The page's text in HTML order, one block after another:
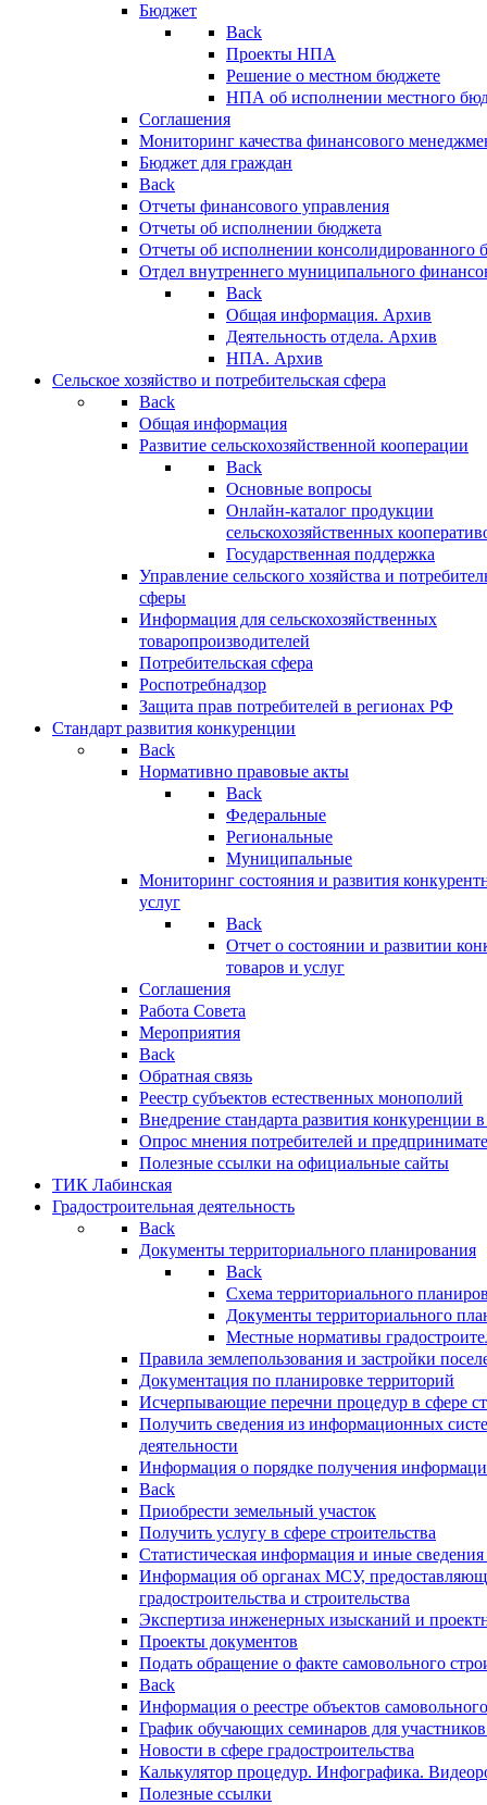
Бюджет
Back
Проекты НПА
Решение о местном бюджете
НПА об исполнении местного
Соглашения
Мониторинг качества финансового
Бюджет для граждан
Back
Отчеты финансового управления
Отчеты об исполнении бюджета
Отчеты об исполнении консолидированного
Отдел внутреннего муниципального
Back
Общая информация. Архив
Деятельность отдела. Архив
НПА. Архив
Сельское хозяйство и потребительская сфера
Back
Общая информация
Развитие сельскохозяйственной кооперации
Back
Основные вопросы
Онлайн-каталог продукции
сельскохозяйственных
Государственная поддержка
Управление сельского хозяйства и
сферы
Информация для сельскохозяйственных
товаропроизводителей
Потребительская сфера
Роспотребнадзор
Защита прав потребителей в регионах РФ
Стандарт развития конкуренции
Back
Нормативно правовые акты
Back
Федеральные
Региональные
Муниципальные
Мониторинг состояния и развития
услуг
Back
Отчет о состоянии и развитии
товаров и услуг
Соглашения
Работа Совета
Мероприятия
Back
Обратная связь
Реестр субъектов естественных монополий
Внедрение стандарта развития конкуренции
Опрос мнения потребителей и
Полезные ссылки на официальные сайты
ТИК Лабинская
Градостроительная деятельность
Back
Документы территориального планирования
Back
Схема территориального
Документы территориального
Местные нормативы
Правила землепользования и застройки
Документация по планировке территорий
Исчерпывающие перечни процедур в сфере
Получить сведения из информационных
деятельности
Информация о порядке получения
Back
Приобрести земельный участок
Получить услугу в сфере строительства
Статистическая информация и иные сведения
Информация об органах МСУ,
градостроительства и строительства
Экспертиза инженерных изысканий и
Проекты документов
Подать обращение о факте самовольного
Back
Информация о реестре объектов
График обучающих семинаров для участников
Новости в сфере градостроительства
Калькулятор процедур. Инфографика.
Полезные ссылки